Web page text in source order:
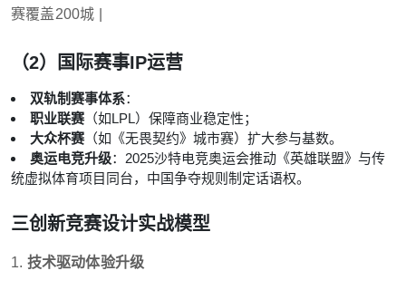
赛覆盖200城 |
（2）国际赛事IP运营
双轨制赛事体系：
职业联赛（如LPL）保障商业稳定性；
大众杯赛（如《无畏契约》城市赛）扩大参与基数。
奥运电竞升级：2025沙特电竞奥运会推动《英雄联盟》与传
统虚拟体育项目同台，中国争夺规则制定话语权。
三创新竞赛设计实战模型
1. 技术驱动体验升级